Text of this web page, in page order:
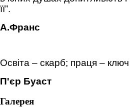
її”.
А.Франс
Освіта – скарб; праця –
П'єр Буаст
Галерея